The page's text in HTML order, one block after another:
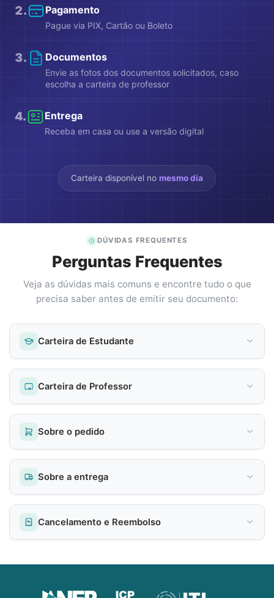
2. Pagamento
Pague via PIX, Cartão ou Boleto
3. Documentos
Envie as fotos dos documentos solicitados, caso
escolha a carteira de professor
4. Entrega
Receba em casa ou use a versão digital
Carteira disponível no mesmo dia
DÚVIDAS FREQUENTES
Perguntas Frequentes
Veja as dúvidas mais comuns e encontre tudo o que
precisa saber antes de emitir seu documento:
Carteira de Estudante
Carteira de Professor
Sobre o pedido
Sobre a entrega
Cancelamento e Reembolso